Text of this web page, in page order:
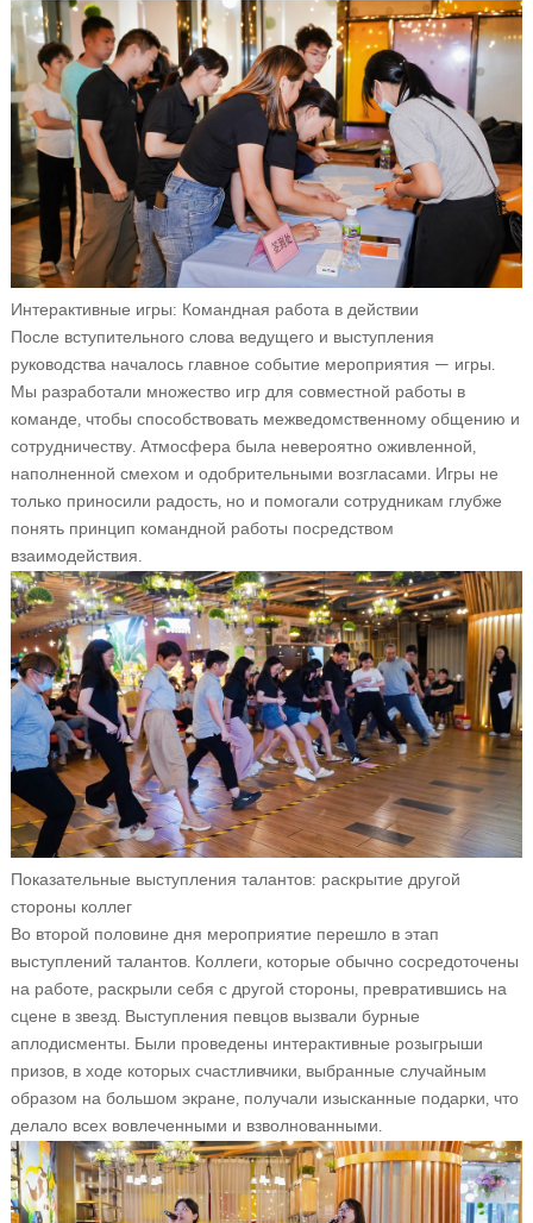
Интерактивные игры: Командная работа в действии
После вступительного слова ведущего и выступления
руководства началось главное событие мероприятия — игры.
Мы разработали множество игр для совместной работы в
команде, чтобы способствовать межведомственному общению и
сотрудничеству. Атмосфера была невероятно оживленной,
наполненной смехом и одобрительными возгласами. Игры не
только приносили радость, но и помогали сотрудникам глубже
понять принцип командной работы посредством
взаимодействия.
Показательные выступления талантов: раскрытие другой
стороны коллег
Во второй половине дня мероприятие перешло в этап
выступлений талантов. Коллеги, которые обычно сосредоточены
на работе, раскрыли себя с другой стороны, превратившись на
сцене в звезд. Выступления певцов вызвали бурные
аплодисменты. Были проведены интерактивные розыгрыши
призов, в ходе которых счастливчики, выбранные случайным
образом на большом экране, получали изысканные подарки, что
делало всех вовлеченными и взволнованными.